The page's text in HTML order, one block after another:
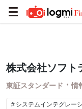
株式会社ソフト
東証スタンダード ・ 情
システムインテグレー